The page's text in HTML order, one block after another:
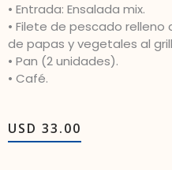
• Entrada: Ensalada mix.
• Filete de pescado
de papas y vegetales al
• Pan (2 unidades).
• Café.
USD 33.00